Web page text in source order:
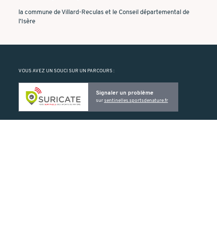
la commune de Villard-Reculas et le Conseil départemental de
l’Isère
VOUS AVEZ UN SOUCI SUR UN PARCOURS :
Signaler un problème
sursentinelles.sportsdenature.fr